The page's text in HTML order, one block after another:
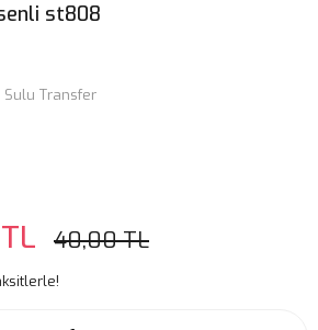
st808
Transfer
40,00 TL